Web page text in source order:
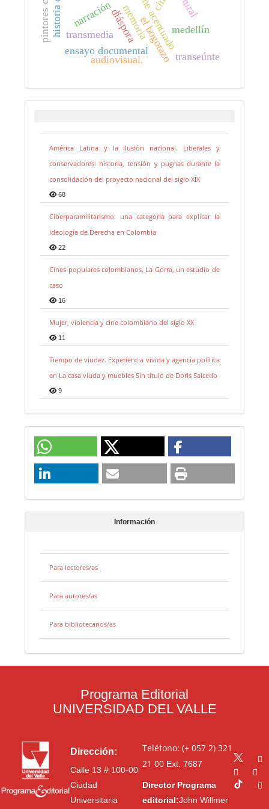
diásporacine acentuadomedellín
narración memoriael bogotazo
ensayo documental
transmedia
audiovisual. transeúnte
América Latina y la ilusión nacional. Liberales y
conservadores: historia, tensión y pugnas durante la
consolidación del proyecto nacional del siglo XIX
68
Ciberparamilitarismo: una categoría para explicar la
ideología de Derecha en Colombia
22
Cines populares colombianos. La Gorra, un estudio de
caso
16
Mujer, violencia y cine colombiano del siglo XX
11
Tiempo de viudez. Experiencia vivida y agencia política
en La casa viuda y muebles Sin título de Doris Salcedo
9
Información
Para lectores/as
Para autores/as
Para bibliotecarios/as
Programa Editorial
UNIVERSIDAD DEL VALLE
Dirección:
Calle 13 # 100-00
Ciudad
Universitaria
Teléfono: (+ 057 2) 321
21 00Ext. 7687
Director Programa
editorial:John Willmer